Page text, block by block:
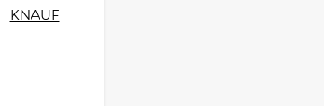
KNAUF